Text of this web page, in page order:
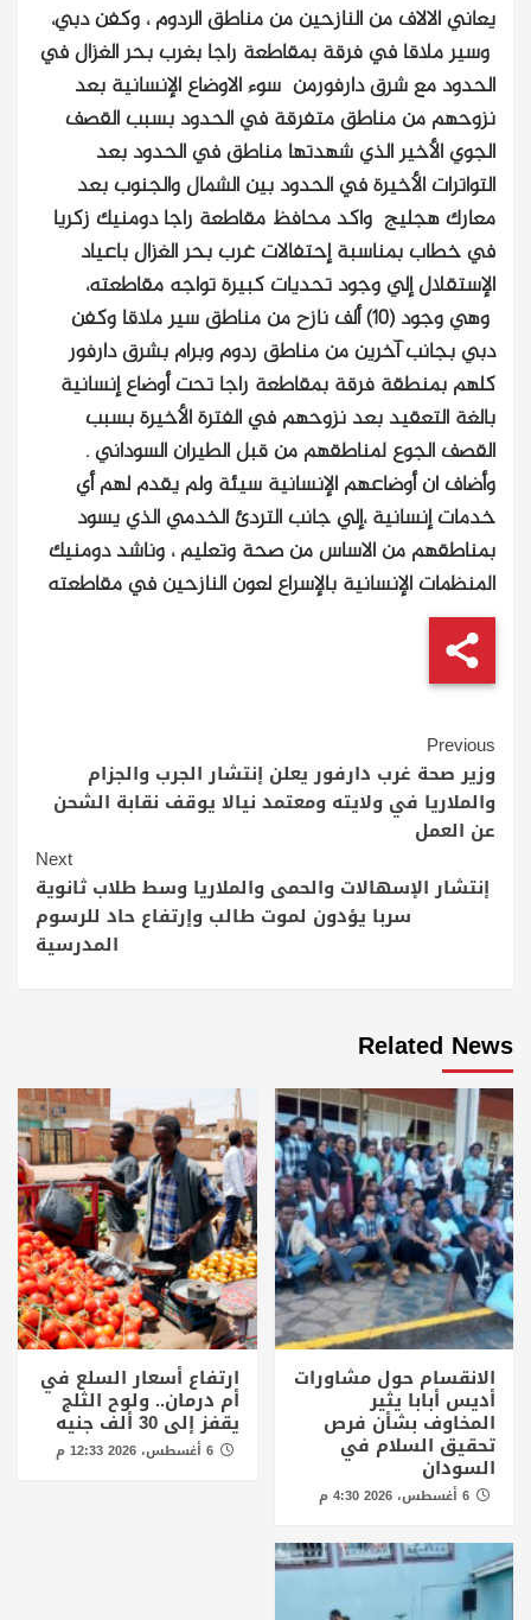
يعاني الالاف من النازحين من مناطق الردوم ، وكفن دبي،
وسير ملاقا في فرقة بمقاطعة راجا بغرب بحر الغزال في
الحدود مع شرق دارفورمن سوء الاوضاع الإنسانية بعد
نزوحهم من مناطق متفرقة في الحدود بسبب القصف
الجوي الأخير الذي شهدتها مناطق في الحدود بعد
التواترات الأخيرة في الحدود بين الشمال والجنوب بعد
معارك هجليج واكد محافظ مقاطعة راجا دومنيك زكريا
في خطاب بمناسبة إحتفالات غرب بحر الغزال باعياد
الإستقلال إلي وجود تحديات كبيرة تواجه مقاطعته،
وهي وجود (10) ألف نازح من مناطق سير ملاقا وكفن
دبي بجانب آخرين من مناطق ردوم وبرام بشرق دارفور
كلهم بمنطقة فرقة بمقاطعة راجا تحت أوضاع إنسانية
بالغة التعقيد بعد نزوحهم في الفترة الأخيرة بسبب
القصف الجوع لمناطقهم من قبل الطيران السوداني .
وأضاف ان أوضاعهم الإنسانية سيئة ولم يقدم لهم أي
خدمات إنسانية ،إلي جانب التردئ الخدمي الذي يسود
بمناطقهم من الاساس من صحة وتعليم ، وناشد دومنيك
المنظمات الإنسانية بالإسراع لعون النازحين في مقاطعته
Continue
Reading
Previous
وزير صحة غرب دارفور يعلن إنتشار الجرب والجزام
والملاريا في ولايته ومعتمد نيالا يوقف نقابة الشحن
عن العمل
Next
إنتشار الإسهالات والحمى والملاريا وسط طلاب ثانوية
سربا يؤدون لموت طالب وإرتفاع حاد للرسوم
المدرسية
Related News
الانقسام حول مشاورات
أديس أبابا يثير
المخاوف بشأن فرص
تحقيق السلام في
السودان
ارتفاع أسعار السلع في
أم درمان.. ولوح الثلج
يقفز إلى 30 ألف جنيه
6 أغسطس، 2026 12:33 م